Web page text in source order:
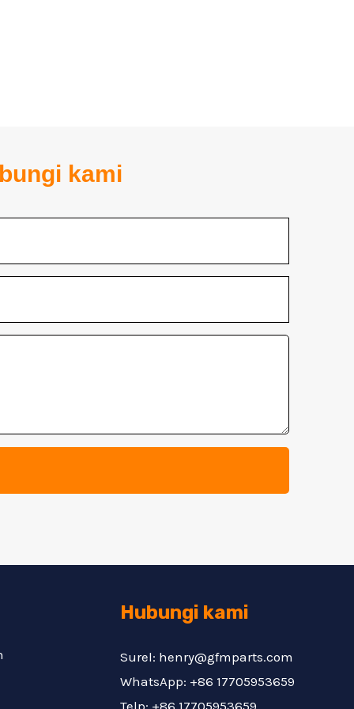
kami
Hubungi kami
Surel: henry@gfmparts.com
WhatsApp: +86 17705953659
Telp: +86 17705953659